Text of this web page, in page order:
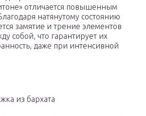
отличается повышенным
натянутому состоянию
замятие и трение элементов
собой, что гарантирует их
даже при интенсивной
из бархата